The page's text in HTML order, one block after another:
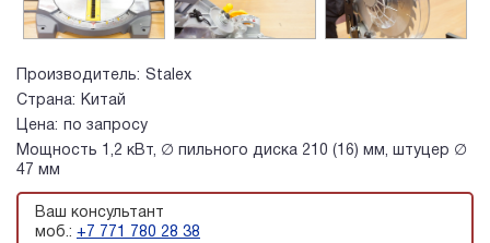
Производитель: Stalex
Страна:
Китай
Цена:
по запросу
Мощность 1,2 кВт, ∅ пильного диска 210 (16) мм, штуцер ∅
47 мм
Ваш консультант
моб.: +7 771 780 28 38